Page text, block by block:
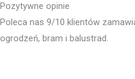
Pozytywne opinie
Poleca nas 9/10 klientów
ogrodzeń, bram i balustrad.